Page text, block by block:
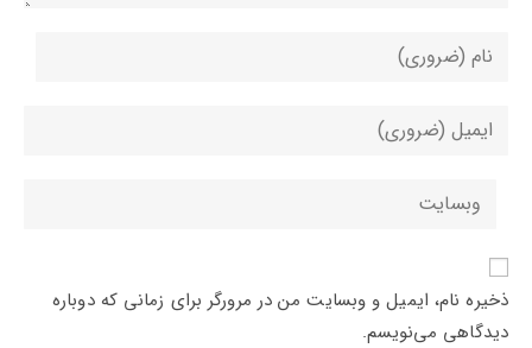
برای
ارسال
نام
نام‌کاربری
را
وارد
کنید
برای
ارسال
آدرس
خود
را
وارد
وبسایت
خود
را
وارد
کنید
ذخیره نام، ایمیل و وبسایت من در مرورگر برای زمانی که دوباره
دیدگاهی می‌نویسم.